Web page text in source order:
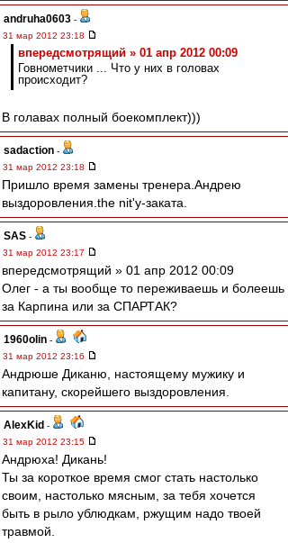
andruha0603 -
31 мар 2012 23:18
впередсмотрящий » 01 апр 2012 00:09
Говнометчики ... Что у них в головах
происходит?
В голавах полный боекомплект)))
sadaction -
31 мар 2012 23:18
Пришло время замены тренера.Андрею
выздоровления.the nit'у-заката.
SAS -
31 мар 2012 23:17
впередсмотрящий » 01 апр 2012 00:09
Олег - а ты вообще то переживаешь и болеешь
за Карпина или за СПАРТАК?
1960olin -
31 мар 2012 23:16
Андрюше Диканю, настоящему мужику и
капитану, скорейшего выздоровления.
AlexKid -
31 мар 2012 23:15
Андрюха! Дикань!
Ты за короткое время смог стать настолько
своим, настолько мясным, за тебя хочется
быть в рыло ублюдкам, ржущим надо твоей
травмой.